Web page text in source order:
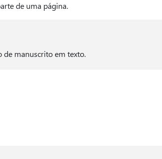
de uma página.
de manuscrito em texto.